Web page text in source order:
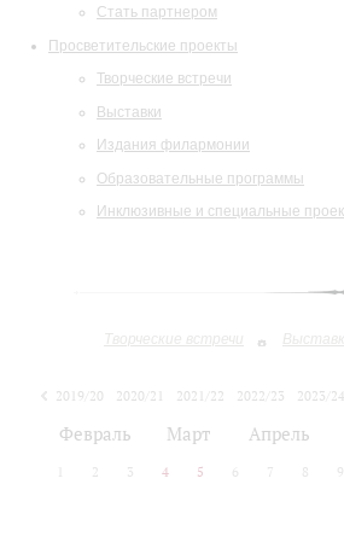
Стать партнером
Просветительские проекты
Творческие встречи
Выставки
Издания филармонии
Образовательные программы
Инклюзивные и специальные
Творческие встречи
2019/20 2020/21 2021/22 2022/23
2023/24
Февраль Март Апрель
2 3 4 5 6 7 8 9